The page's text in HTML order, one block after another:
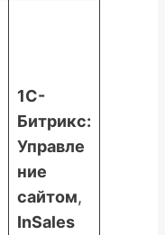
1С-
Битрикс:
Управле
ние
сайтом,
InSales